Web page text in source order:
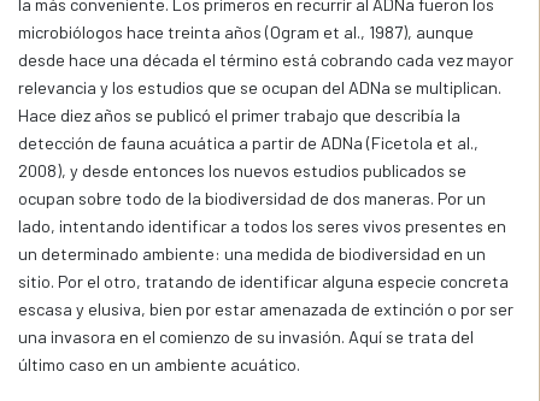
la más conveniente. Los primeros en recurrir al ADNa fueron los
microbiólogos hace treinta años (Ogram et al., 1987), aunque
desde hace una década el término está cobrando cada vez mayor
relevancia y los estudios que se ocupan del ADNa se multiplican.
Hace diez años se publicó el primer trabajo que describía la
detección de fauna acuática a partir de ADNa (Ficetola et al.,
2008), y desde entonces los nuevos estudios publicados se
ocupan sobre todo de la biodiversidad de dos maneras. Por un
lado, intentando identificar a todos los seres vivos presentes en
un determinado ambiente: una medida de biodiversidad en un
sitio. Por el otro, tratando de identificar alguna especie concreta
escasa y elusiva, bien por estar amenazada de extinción o por ser
una invasora en el comienzo de su invasión. Aquí se trata del
último caso en un ambiente acuático.